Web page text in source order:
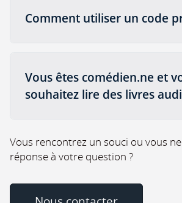
Comment utiliser un code
Vous êtes comédien.ne et
souhaitez lire des livres
Vous rencontrez un souci ou vous
réponse à votre question ?